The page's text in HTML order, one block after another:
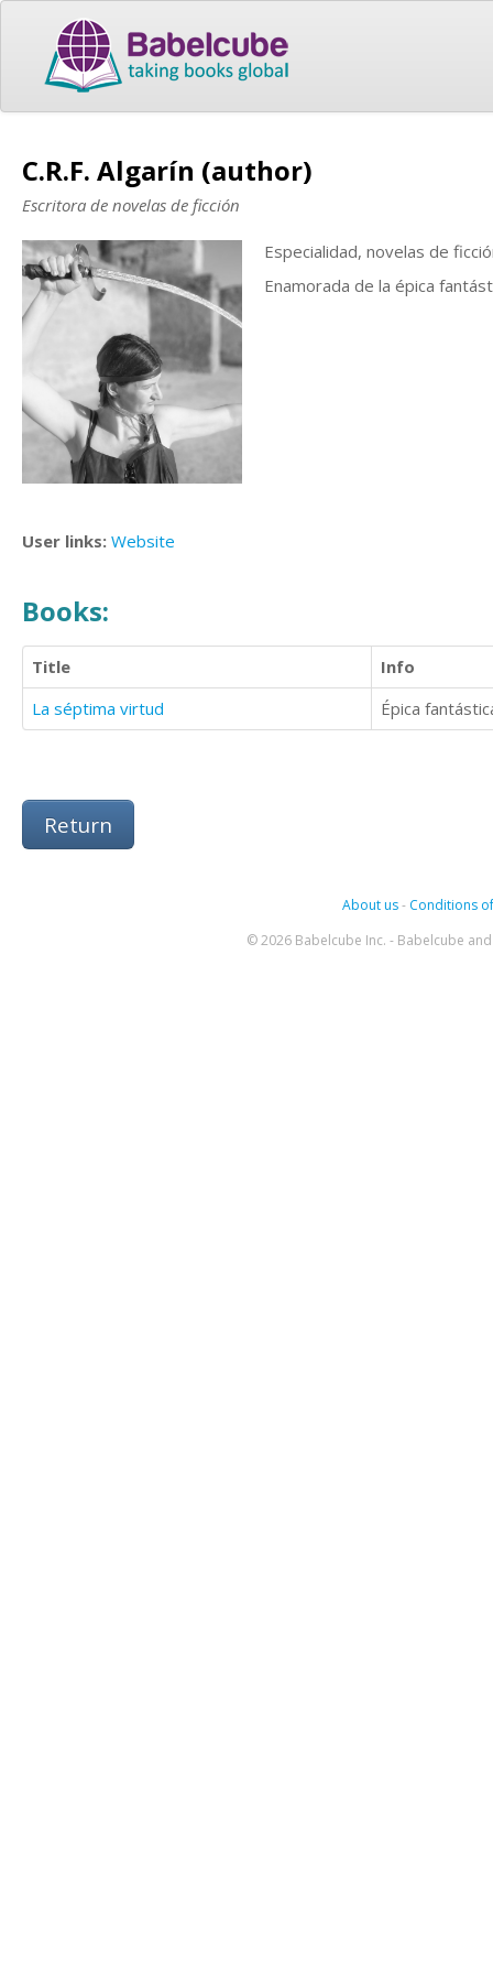
C.R.F. Algarín (author)
Escritora de novelas de ficción
Especialidad, novelas de
Enamorada de la épica
User links: Website
Books:
Title
Info
La séptima virtud
Épica
Return
About us- Conditions
© 2026 Babelcube Inc. - Babelcube